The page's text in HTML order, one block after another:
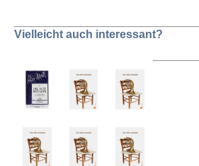
Vielleicht auch interessant?